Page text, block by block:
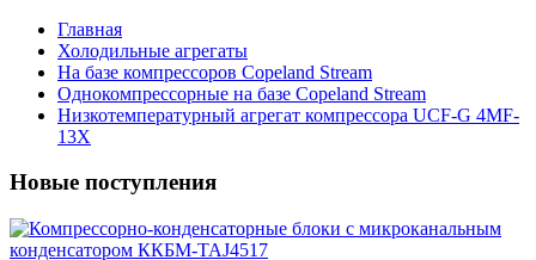
Главная
Холодильные агрегаты
На базе компрессоров Copeland Stream
Однокомпрессорные на базе Copeland Stream
Низкотемпературный агрегат компрессора UCF-G 4МF-
13X
Новые поступления